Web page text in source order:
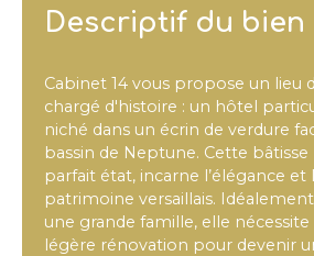
Descriptif du bien
Cabinet 14 vous propose un lieu
chargé d'histoire : un hôtel
niché dans un écrin de verdure
bassin de Neptune. Cette bâtisse
parfait état, incarne l’élégance et
patrimoine versaillais.
une grande famille, elle
légère rénovation pour devenir